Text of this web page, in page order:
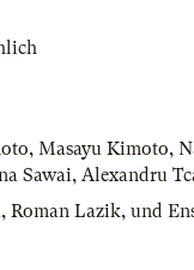
, Masayu Kimoto,
Sawai, Alexandru
, Roman Lazik, und